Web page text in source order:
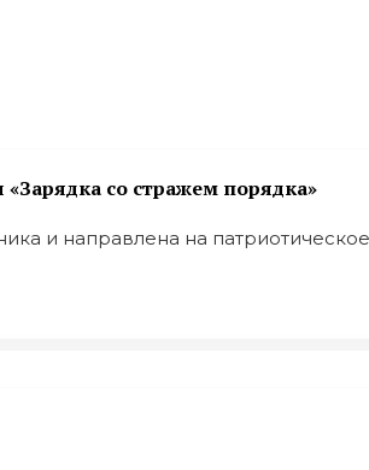
со стражем порядка»
и направлена на патриотическое